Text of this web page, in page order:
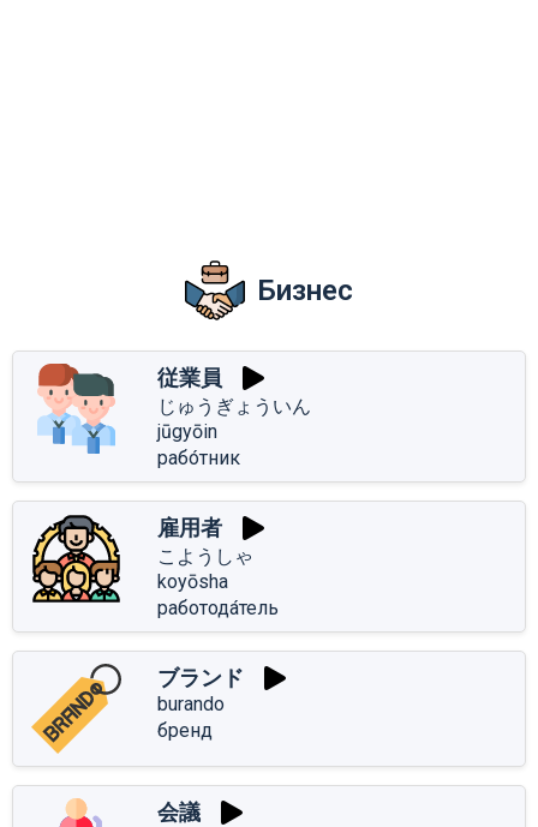
Бизнес
従業員
じゅうぎょういん
jūgyōin
рабо́тник
雇用者
こようしゃ
koyōsha
работода́тель
ブランド
burando
бренд
会議